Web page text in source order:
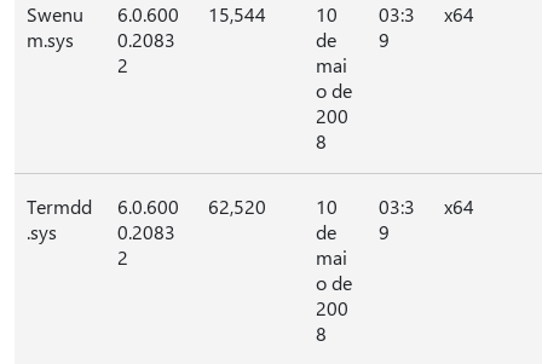
Swenu
m.sys
6.0.600
0.2083
2
15,544
10
de
mai
o de
200
8
03:3
9
x64
Termdd
.sys
6.0.600
0.2083
2
62,520
10
de
mai
o de
200
8
03:3
9
x64